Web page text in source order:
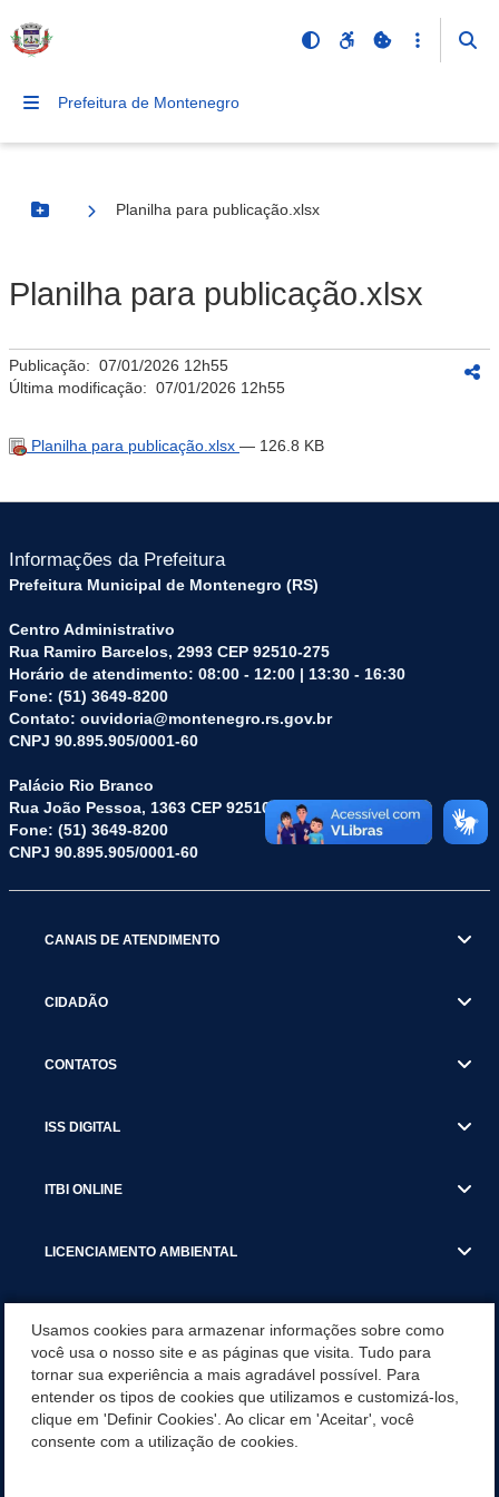
Prefeitura de Montenegro
Botão Menu
Planilha para publicação.xlsx
Planilha para publicação.xlsx
Publicação: 07/01/2026 12h55
Última modificação: 07/01/2026 12h55
Planilha para publicação.xlsx — 126.8 KB
Informações da Prefeitura
Prefeitura Municipal de Montenegro (RS)
Centro Administrativo
Rua Ramiro Barcelos, 2993 CEP 92510-275
Horário de atendimento: 08:00 - 12:00 | 13:30 - 16:30
Fone: (51) 3649-8200
Contato: ouvidoria@montenegro.rs.gov.br
CNPJ 90.895.905/0001-60
Palácio Rio Branco
Rua João Pessoa, 1363 CEP 92510-045
Fone: (51) 3649-8200
CNPJ 90.895.905/0001-60
CANAIS DE ATENDIMENTO
CIDADÃO
CONTATOS
ISS DIGITAL
ITBI ONLINE
LICENCIAMENTO AMBIENTAL
SERVIÇOS
SERVIÇOS DO DEPARTAMENTO DE RECEITA MUNICIPAL
Usamos cookies para armazenar informações sobre como
você usa o nosso site e as páginas que visita. Tudo para
tornar sua experiência a mais agradável possível. Para
entender os tipos de cookies que utilizamos e customizá-los,
clique em 'Definir Cookies'. Ao clicar em 'Aceitar', você
consente com a utilização de cookies.